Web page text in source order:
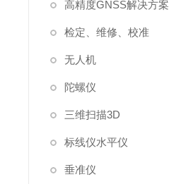
高精度GNSS解决方案
检定、维修、校准
无人机
陀螺仪
三维扫描3D
标线仪水平仪
垂准仪